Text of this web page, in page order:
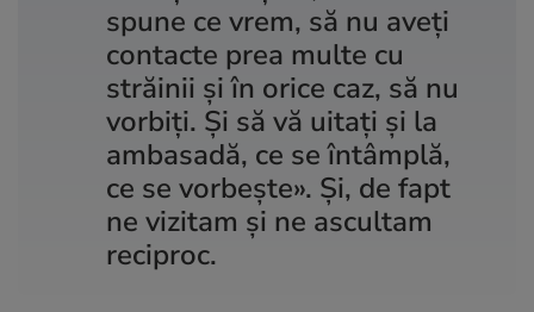
spune ce vrem, să nu aveți
contacte prea multe cu
străinii și în orice caz, să nu
vorbiți. Și să vă uitați și la
ambasadă, ce se întâmplă,
ce se vorbește». Și, de fapt
ne vizitam și ne ascultam
reciproc.